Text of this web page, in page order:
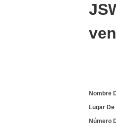
Nombre
Lugar
Número